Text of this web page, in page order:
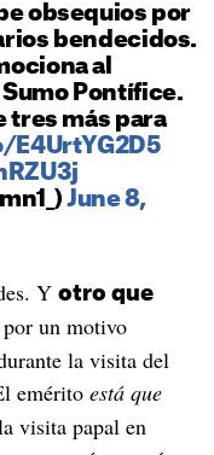
obsequios por
bendecidos.
al
Pontífice.
tres más para
June 8,
Y otro que
un motivo
la visita del
emérito está que
visita papal en